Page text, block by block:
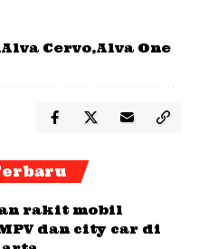
Alva Cervo Alva One
rakit mobil
dan city car di